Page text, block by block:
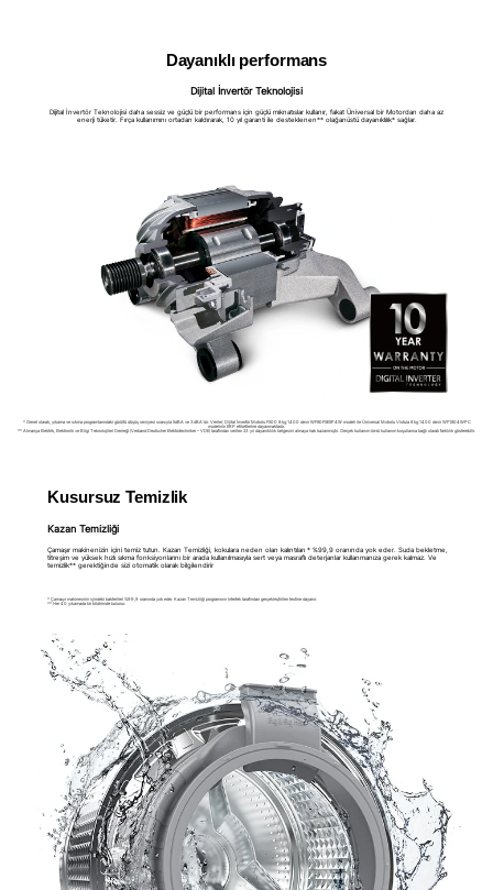
Dayanıklı performans
Dijital İnvertör Teknolojisi
Dijital İnvertör Teknolojisi daha sessiz ve güçlü bir performans için güçlü mıknatıslar kullanır, fakat Üniversal bir Motordan daha az
enerji tüketir. Fırça kullanımını ortadan kaldırarak, 10 yıl garanti ile desteklenen** olağanüstü dayanıklılık* sağlar.
* Genel olarak, yıkama ve sıkma programlarındaki gürültü düşüş seviyesi sırasıyla 5dBA ve 3dBA’dır. Veriler; Dijital İnvertör Motorlu F500 8 kg 1400 devir WF80F5E5P4W modeli ile Üniversal Motorlu Vistula 8 kg 1400 devir WF1804WPC
modelinin ERP etiketlerine dayanmaktadır.
** Almanya Elektrik, Elektronik ve Bilgi Teknolojileri Derneği (Verband Deutscher Elektrotechniker – VDE) tarafından verilen 23 yıl dayanıklılık belgesini almaya hak kazanmıştır. Gerçek kullanım ömrü kullanım koşullarına bağlı olarak farklılık gösterebilir.
Kusursuz Temizlik
Kazan Temizliği
Çamaşır makinenizin içini temiz tutun. Kazan Temizliği, kokulara neden olan kalıntıları * %99,9 oranında yok eder. Suda bekletme,
titreşim ve yüksek hızlı sıkma fonksiyonlarını bir arada kullanılmasıyla sert veya masraflı deterjanlar kullanmanıza gerek kalmaz. Ve
temizlik** gerektiğinde sizi otomatik olarak bilgilendirir
* Çamaşır makinesinin içindeki bakterileri %99,9 oranında yok eder. Kazan Temizliği programının Intertek tarafından gerçekleştirilen testine dayanır.
** Her 40 yıkamada bir bildirimde bulunur.